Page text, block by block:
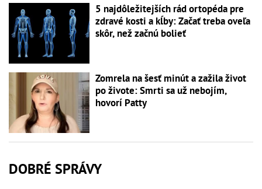
5 najdôležitejších rád ortopéda pre
zdravé kosti a kĺby: Začať treba oveľa
skôr, než začnú bolieť
Zomrela na šesť minút a zažila život
po živote: Smrti sa už nebojím,
hovorí Patty
DOBRÉ SPRÁVY